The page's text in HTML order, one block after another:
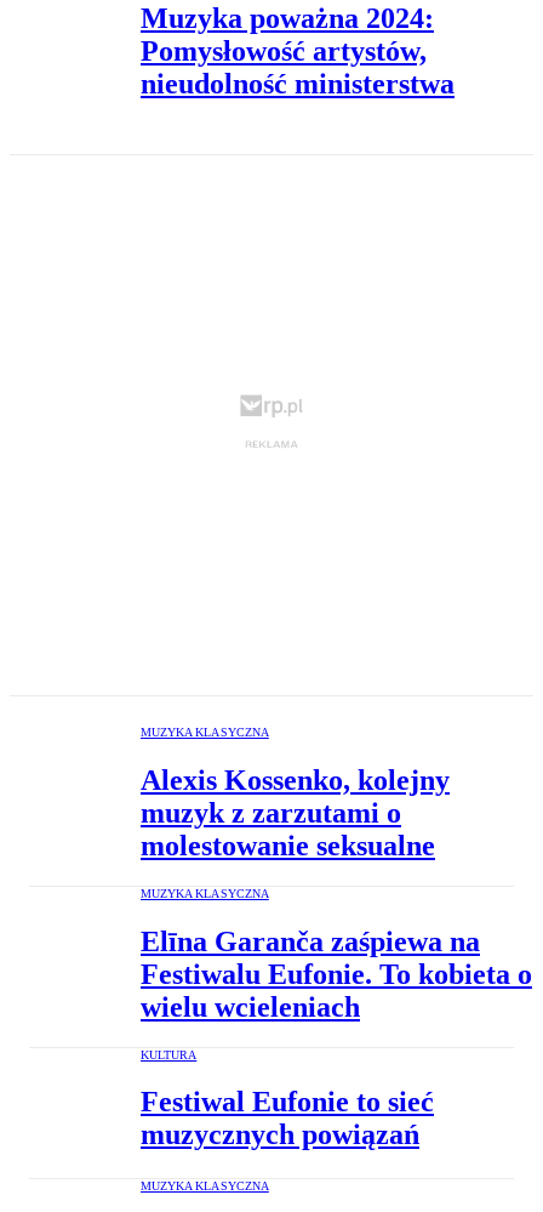
Muzyka poważna 2024:
Pomysłowość artystów,
nieudolność ministerstwa
MUZYKA KLASYCZNA
Alexis Kossenko, kolejny
muzyk z zarzutami o
molestowanie seksualne
MUZYKA KLASYCZNA
Elīna Garanča zaśpiewa na
Festiwalu Eufonie. To kobieta o
wielu wcieleniach
KULTURA
Festiwal Eufonie to sieć
muzycznych powiązań
MUZYKA KLASYCZNA